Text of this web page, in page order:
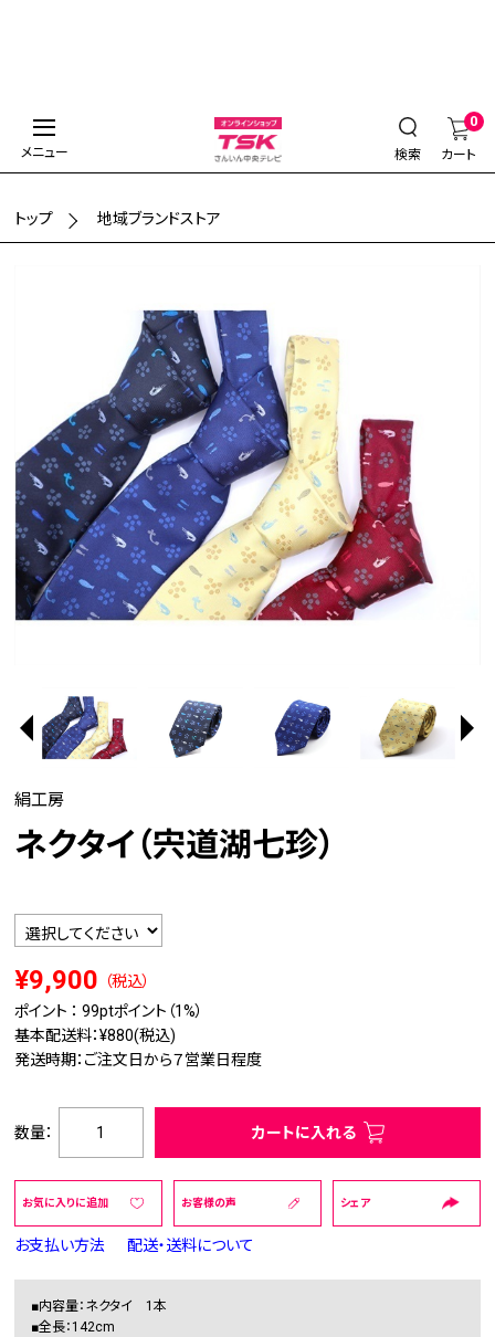
検索 カート
0
メニュー
トップ 地域ブランドストア
絹工房
ネクタイ（宍道湖七珍）
¥9,900
（税込）
ポイント ： 99ptポイント（1%）
基本配送料：¥880(税込)
発送時期：ご注文日から７営業日程度
数量： カートに入れる
お気に入りに追加 お客様の声 シェア
お支払い方法 配送・送料について
■内容量：ネクタイ 1本
■全長：142cm